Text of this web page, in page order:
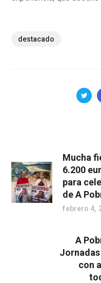
destacado
Mucha
6.200
para
de A
febrero 4,
A
con